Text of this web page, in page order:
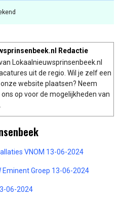
Redactie
Lokaalnieuwsprinsenbeek.nl
uit de regio. Wil je zelf een
website plaatsen? Neem
op voor de mogelijkheden van
VNOM 13-06-2024
Eminent Groep 13-06-2024
06-2024